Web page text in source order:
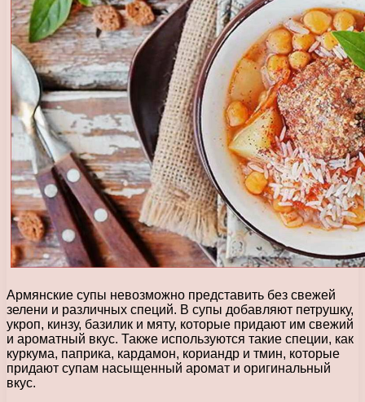
Армянские супы невозможно представить без свежей
зелени и различных специй. В супы добавляют петрушку,
укроп, кинзу, базилик и мяту, которые придают им свежий
и ароматный вкус. Также используются такие специи, как
куркума, паприка, кардамон, кориандр и тмин, которые
придают супам насыщенный аромат и оригинальный
вкус.